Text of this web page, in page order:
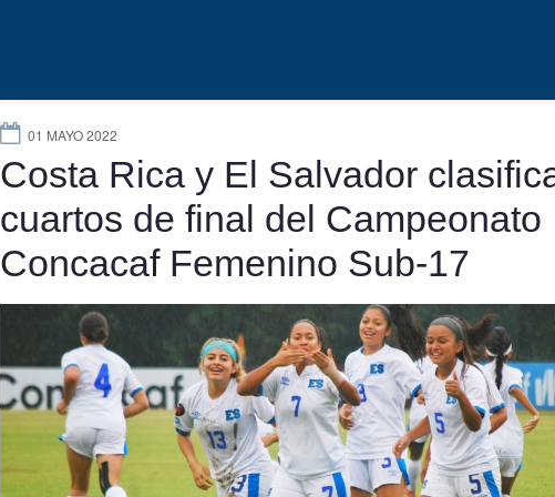
01 MAYO 2022
Costa Rica y El Salvador
cuartos de final del Campeonato
Concacaf Femenino Sub-17